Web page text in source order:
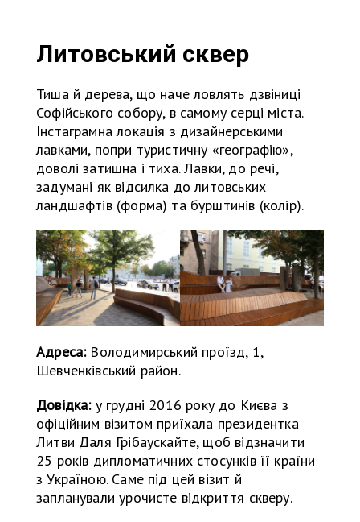
Литовський сквер
Тиша й дерева, що наче ловлять дзвіниці
Софійського собору, в самому серці міста.
Інстаграмна локація з дизайнерськими
лавками, попри туристичну «географію»,
доволі затишна і тиха. Лавки, до речі,
задумані як відсилка до литовських
ландшафтів (форма) та бурштинів (колір).
Адреса:Володимирський проїзд, 1,
Шевченківський район.
Довідка:у грудні 2016 року до Києва з
офіційним візитом приїхала президентка
Литви Даля Грібаускайте, щоб відзначити
25 років дипломатичних стосунків її країни
з Україною. Саме під цей візит й
запланували урочисте відкриття скверу.